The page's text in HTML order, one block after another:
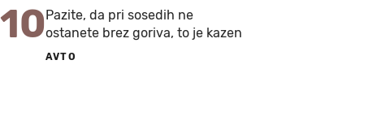
10Pazite, da pri sosedih ne
ostanete brez goriva, to je kazen
AVTO